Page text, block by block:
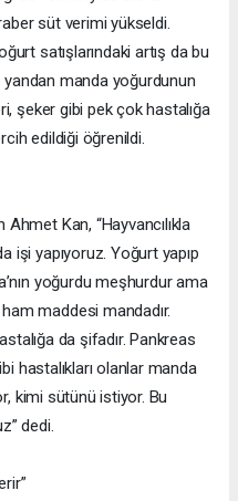
süt verimi yükseldi.
satışlarındaki artış da bu
manda yoğurdunun
şeker gibi pek çok hastalığa
edildiği öğrenildi.
Kan, “Hayvancılıkla
işi yapıyoruz. Yoğurt yapıp
yoğurdu meşhurdur ama
maddesi mandadır.
da şifadır. Pankreas
hastalıkları olanlar manda
kimi sütünü istiyor. Bu
dedi.